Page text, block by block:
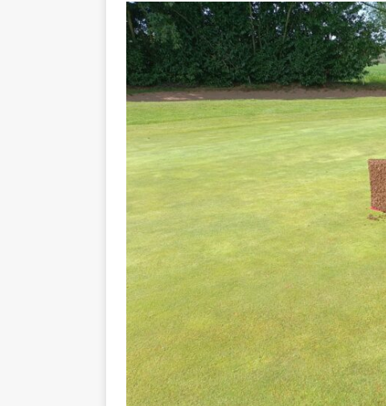
COMMUNE
[ 17 juillet 2026 ] Balades
DE LA COMMUNE
[ 3 août 2026 ] Ninon de